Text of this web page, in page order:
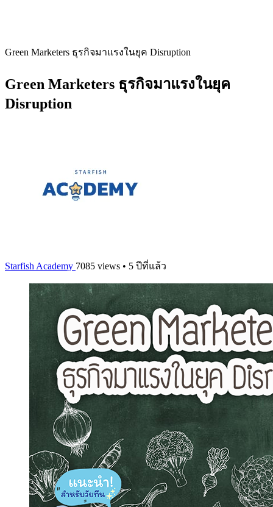
Green Marketers ธุรกิจมาแรงในยุค Disruption
Green Marketers ธุรกิจมาแรงในยุค
Disruption
Starfish Academy 7085 views • 5 ปีที่แล้ว